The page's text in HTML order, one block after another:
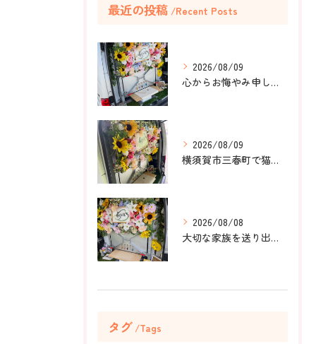
最近の投稿 Recent Posts
2026/08/09
心からお悔やみ申し上げます。
2026/08/09
横須賀市三春町で猫ちゃんのペット葬儀、ペット火葬をお手伝いさ...
2026/08/08
大切な家族を送り出すお手伝いをしました。
タグ Tags